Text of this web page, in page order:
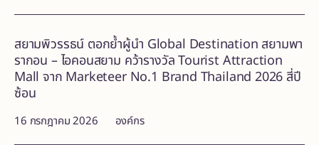
16 กรกฎาคม 2026 องค์กร
สยามพิวรรธน์ ตอกย้ำผู้นำ Global Destination สยามพา
รากอน – ไอคอนสยาม คว้ารางวัล Tourist Attraction
Mall จาก Marketeer No.1 Brand Thailand 2026 สี่ปี
ซ้อน